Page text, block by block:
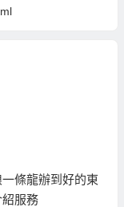
條龍辦到好的東
服務